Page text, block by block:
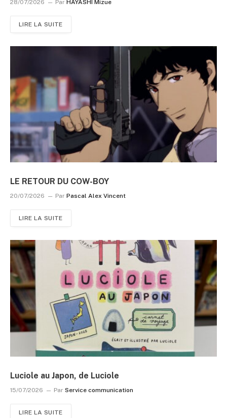
28/07/2026 Par HAYASHI Mizue
LIRE LA SUITE
LE RETOUR DU COW-BOY
20/07/2026 Par Pascal Alex Vincent
LIRE LA SUITE
Luciole au Japon, de Luciole
15/07/2026 Par Service communication
LIRE LA SUITE